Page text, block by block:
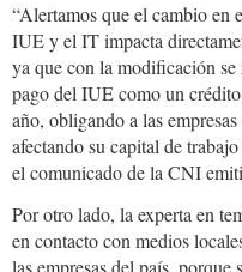
“Alertamos que el cambio en
IUE y el IT impacta
ya que con la modificación se
pago del IUE como un
año, obligando a las
afectando su capital de
el comunicado de la CNI
Por otro lado, la experta en
en contacto con medios